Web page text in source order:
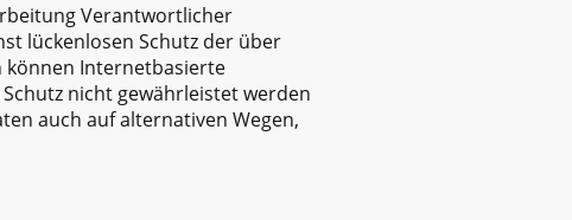
Verantwortlicher
lückenlosen Schutz der über
können Internetbasierte
nicht gewährleistet werden
auch auf alternativen Wegen,